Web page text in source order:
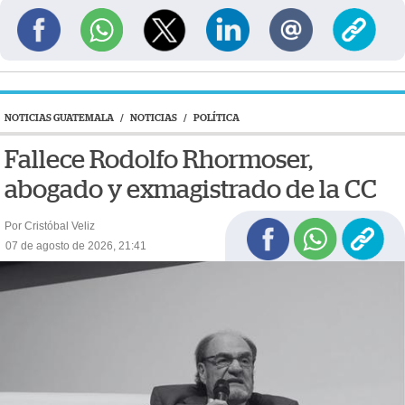
NOTICIAS GUATEMALA / NOTICIAS / POLÍTICA
Fallece Rodolfo Rhormoser,
abogado y exmagistrado de la CC
Por Cristóbal Veliz
07 de agosto de 2026, 21:41